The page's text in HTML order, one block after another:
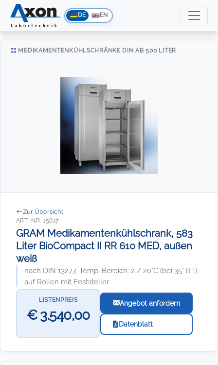
DE EN
MEDIKAMENTENKÜHLSCHRÄNKE DIN AB 500 LITER
Zur Übersicht
ART.-NR. 15617
GRAM Medikamentenkühlschrank, 583
Liter BioCompact II RR 610 MED, außen
weiß
nach DIN 13277, Temp. Bereich: 2 / 20°C (bei 35° RT),
auf Rollen mit Feststeller
LISTENPREIS
€ 3.540,00
Angebot anfordern
Datenblatt